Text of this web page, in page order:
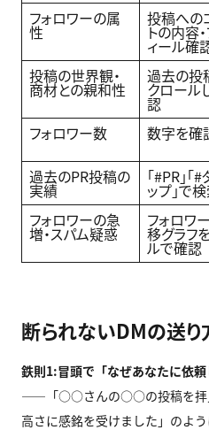
フォロワーの属
性
投稿への
トの内容
ィール確
投稿の世界観・
商材との親和性
過去の投
クロール
認
フォロワー数 数字を確
過去のPR投稿の
実績
「#PR」「
ップ」で
フォロワーの急
増・スパム疑惑
フォロワ
移グラフ
ルで確認
断られないDMの送
鉄則1:冒頭で「なぜあなたに依
——「○○さんの○○の投稿を拝
高さに感銘を受けました」のよ